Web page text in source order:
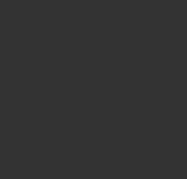
в зависимости от
в себя товар и